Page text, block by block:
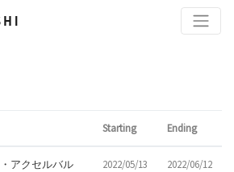
Starting Ending
アクセルバル 2022/05/13 2022/06/12